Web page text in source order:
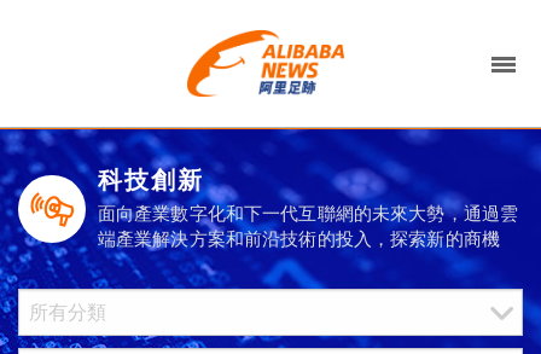
科技創新
面向產業數字化和下一代互聯網的未來大勢，通過雲
端產業解決方案和前沿技術的投入，探索新的商機